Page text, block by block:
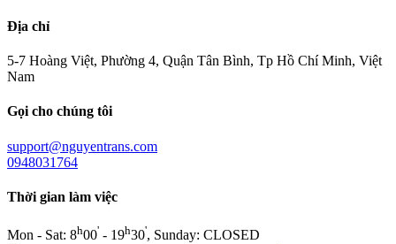
Địa chỉ
5-7 Hoàng Việt, Phường 4, Quận Tân Bình, Tp Hồ Chí Minh, Việt
Nam
Gọi cho chúng tôi
support@nguyentrans.com
0948031764
Thời gian làm việc
Mon - Sat: 8h00' - 19h30', Sunday: CLOSED